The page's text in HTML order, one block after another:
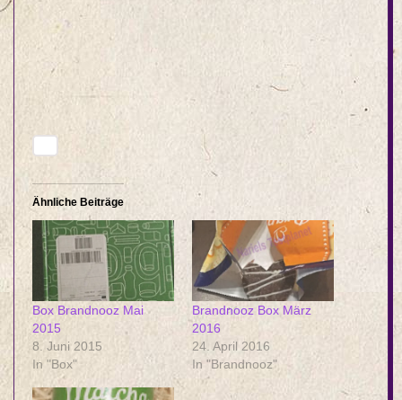
Ähnliche Beiträge
Box Brandnooz Mai
2015
8. Juni 2015
In "Box"
Brandnooz Box März
2016
24. April 2016
In "Brandnooz"